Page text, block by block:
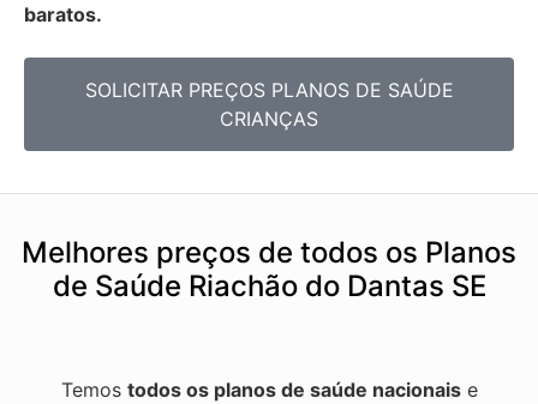
baratos.
SOLICITAR PREÇOS PLANOS DE SAÚDE
CRIANÇAS
Melhores preços de todos os Planos
de Saúde Riachão do Dantas SE
Temos todos os planos de saúde nacionaise